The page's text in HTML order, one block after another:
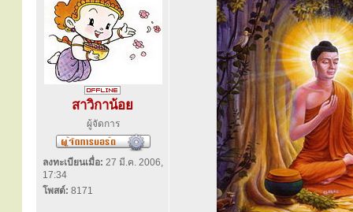
สาวิกาน้อย
ผู้จัดการ
ลงทะเบียนเมื่อ: 27 มี.ค. 2006,
17:34
โพสต์: 8171